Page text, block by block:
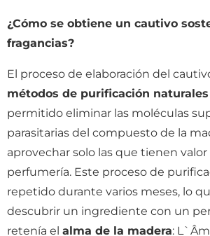
¿Cómo se obtiene un cautivo
fragancias?
El proceso de elaboración del
métodos de purificación naturales
permitido eliminar las moléculas
parasitarias del compuesto de la
aprovechar solo las que tienen valor
perfumería. Este proceso de
repetido durante varios meses, lo
descubrir un ingrediente con un
retenía el alma de la madera: